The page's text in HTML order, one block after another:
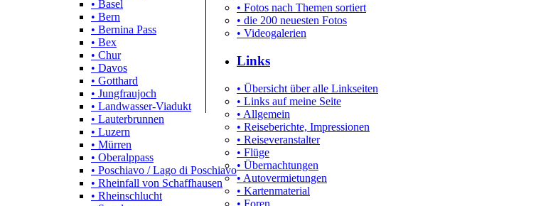
• Basel
• Bern
• Bernina Pass
• Bex
• Chur
• Davos
• Gotthard
• Jungfraujoch
• Landwasser-Viadukt
• Lauterbrunnen
• Luzern
• Mürren
• Oberalppass
• Poschiavo / Lago di Poschiavo
• Rheinfall von Schaffhausen
• Rheinschlucht
• Fotos nach Themen sortiert
• die 200 neuesten Fotos
• Videogalerien
Links
• Übersicht über alle Linkseiten
• Links auf meine Seite
• Allgemein
• Reiseberichte, Impressionen
• Reiseveranstalter
• Flüge
• Übernachtungen
• Autovermietungen
• Kartenmaterial
• Foren